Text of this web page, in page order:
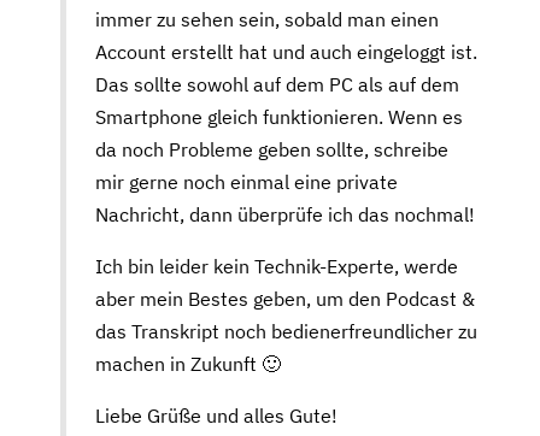
immer zu sehen sein, sobald man einen
Account erstellt hat und auch eingeloggt ist.
Das sollte sowohl auf dem PC als auf dem
Smartphone gleich funktionieren. Wenn es
da noch Probleme geben sollte, schreibe
mir gerne noch einmal eine private
Nachricht, dann überprüfe ich das nochmal!
Ich bin leider kein Technik-Experte, werde
aber mein Bestes geben, um den Podcast &
das Transkript noch bedienerfreundlicher zu
machen in Zukunft 🙂
Liebe Grüße und alles Gute!